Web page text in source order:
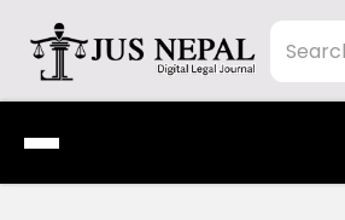
content
Jus Nepal | www.jusnepal.com
Digital Legal Journal